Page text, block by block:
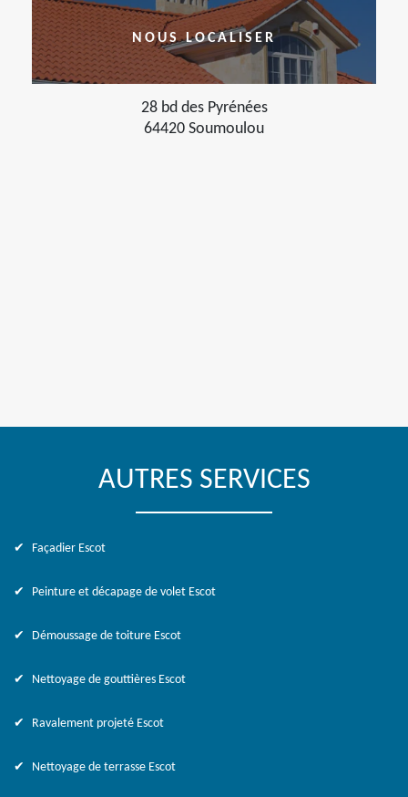
NOUS LOCALISER
28 bd des Pyrénées
64420 Soumoulou
AUTRES SERVICES
Façadier Escot
Peinture et décapage de volet Escot
Démoussage de toiture Escot
Nettoyage de gouttières Escot
Ravalement projeté Escot
Nettoyage de terrasse Escot